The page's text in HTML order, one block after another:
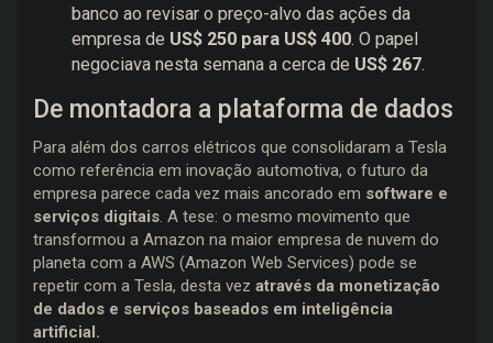
banco ao revisar o preço-alvo das ações da
empresa de US$ 250 para US$ 400. O papel
negociava nesta semana a cerca de US$ 267.
De montadora a plataforma de dados
Para além dos carros elétricos que consolidaram a Tesla
como referência em inovação automotiva, o futuro da
empresa parece cada vez mais ancorado em software e
serviços digitais. A tese: o mesmo movimento que
transformou a Amazon na maior empresa de nuvem do
planeta com a AWS (Amazon Web Services) pode se
repetir com a Tesla, desta vez através da monetização
de dados e serviços baseados em inteligência
artificial.